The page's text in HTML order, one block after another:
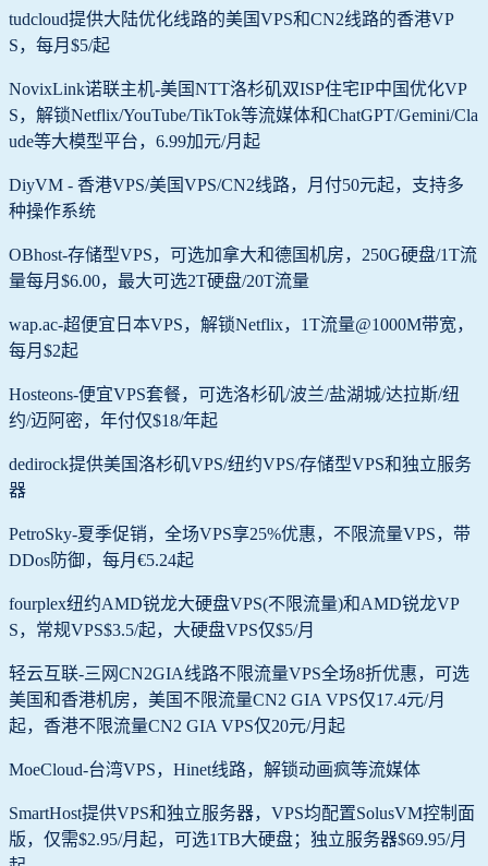
tudcloud提供大陆优化线路的美国VPS和CN2线路的香港VP
S，每月$5/起
NovixLink诺联主机-美国NTT洛杉矶双ISP住宅IP中国优化VP
S，解锁Netflix/YouTube/TikTok等流媒体和ChatGPT/Gemini/Cla
ude等大模型平台，6.99加元/月起
DiyVM - 香港VPS/美国VPS/CN2线路，月付50元起，支持多
种操作系统
OBhost-存储型VPS，可选加拿大和德国机房，250G硬盘/1T流
量每月$6.00，最大可选2T硬盘/20T流量
wap.ac-超便宜日本VPS，解锁Netflix，1T流量@1000M带宽，
每月$2起
Hosteons-便宜VPS套餐，可选洛杉矶/波兰/盐湖城/达拉斯/纽
约/迈阿密，年付仅$18/年起
dedirock提供美国洛杉矶VPS/纽约VPS/存储型VPS和独立服务
器
PetroSky-夏季促销，全场VPS享25%优惠，不限流量VPS，带
DDos防御，每月€5.24起
fourplex纽约AMD锐龙大硬盘VPS(不限流量)和AMD锐龙VP
S，常规VPS$3.5/起，大硬盘VPS仅$5/月
轻云互联-三网CN2GIA线路不限流量VPS全场8折优惠，可选
美国和香港机房，美国不限流量CN2 GIA VPS仅17.4元/月
起，香港不限流量CN2 GIA VPS仅20元/月起
MoeCloud-台湾VPS，Hinet线路，解锁动画疯等流媒体
SmartHost提供VPS和独立服务器，VPS均配置SolusVM控制面
版，仅需$2.95/月起，可选1TB大硬盘；独立服务器$69.95/月